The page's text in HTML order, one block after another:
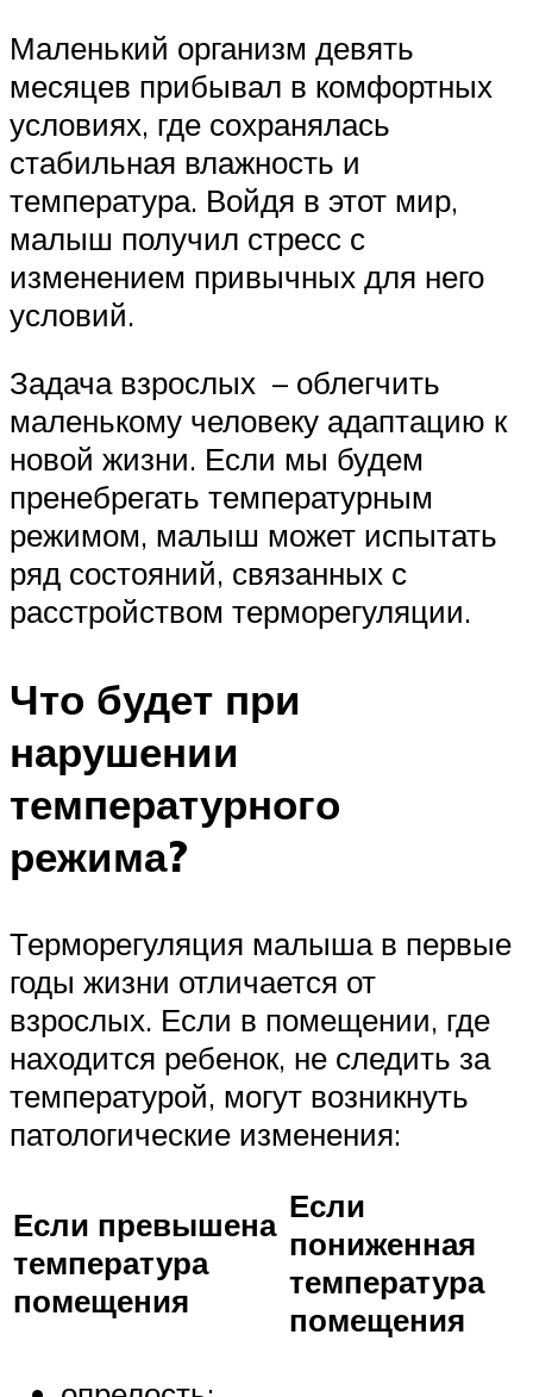
Маленький организм девять
месяцев прибывал в комфортных
условиях, где сохранялась
стабильная влажность и
температура. Войдя в этот мир,
малыш получил стресс с
изменением привычных для него
условий.
Задача взрослых – облегчить
маленькому человеку адаптацию к
новой жизни. Если мы будем
пренебрегать температурным
режимом, малыш может испытать
ряд состояний, связанных с
расстройством терморегуляции.
Что будет при
нарушении
температурного
режима?
Терморегуляция малыша в первые
годы жизни отличается от
взрослых. Если в помещении, где
находится ребенок, не следить за
температурой, могут возникнуть
патологические изменения:
Если превышена
температура
помещения
Если
пониженная
температура
помещения